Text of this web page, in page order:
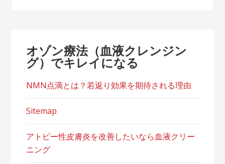
オゾン療法（血液クレンジン
グ）でキレイになる
NMN点滴とは？若返り効果を期待される理由
Sitemap
アトピー性皮膚炎を改善したいなら血液クリー
ニング